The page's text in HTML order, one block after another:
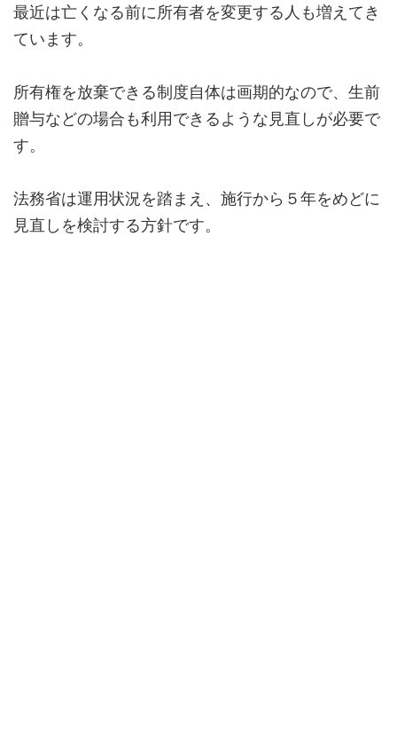
最近は亡くなる前に所有者を変更する人も増えてき
ています。
所有権を放棄できる制度自体は画期的なので、生前
贈与などの場合も利用できるような見直しが必要で
す。
法務省は運用状況を踏まえ、施行から５年をめどに
見直しを検討する方針です。